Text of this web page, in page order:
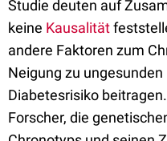
Studie deuten auf
keine Kausalität
andere Faktoren zum
Neigung zu
Diabetesrisiko
Forscher, die